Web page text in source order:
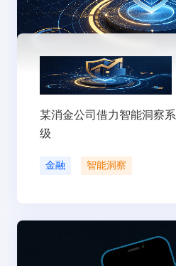
某消金公司借力智能洞察
级
金融 智能洞察